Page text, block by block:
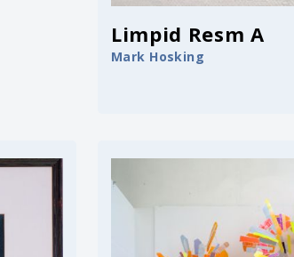
Limpid Resm A
Mark Hosking